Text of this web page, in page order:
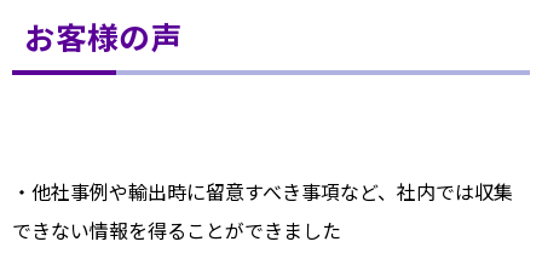
お客様の声
・他社事例や輸出時に留意すべき事項など、社内では収集
できない情報を得ることができました